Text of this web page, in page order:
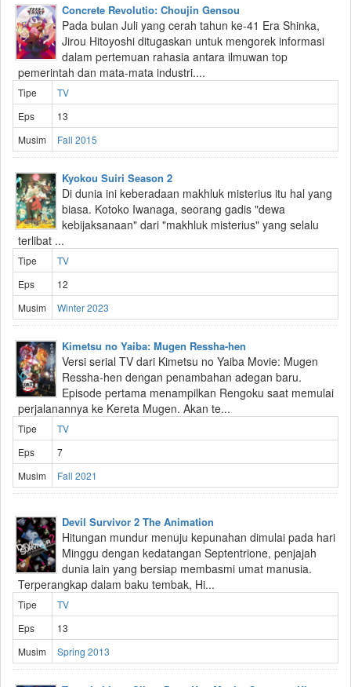
Concrete Revolutio: Choujin Gensou
Pada bulan Juli yang cerah tahun ke-41 Era Shinka,
Jirou Hitoyoshi ditugaskan untuk mengorek informasi
dalam pertemuan rahasia antara ilmuwan top
pemerintah dan mata-mata industri....
Tipe
TV
Eps
13
Musim
Fall 2015
Kyokou Suiri Season 2
Di dunia ini keberadaan makhluk misterius itu hal yang
biasa. Kotoko Iwanaga, seorang gadis "dewa
kebijaksanaan" dari "makhluk misterius" yang selalu
terlibat ...
Tipe
TV
Eps
12
Musim
Winter 2023
Kimetsu no Yaiba: Mugen Ressha-hen
Versi serial TV dari Kimetsu no Yaiba Movie: Mugen
Ressha-hen dengan penambahan adegan baru.
Episode pertama menampilkan Rengoku saat memulai
perjalanannya ke Kereta Mugen. Akan te...
Tipe
TV
Eps
7
Musim
Fall 2021
Devil Survivor 2 The Animation
Hitungan mundur menuju kepunahan dimulai pada hari
Minggu dengan kedatangan Septentrione, penjajah
dunia lain yang bersiap membasmi umat manusia.
Terperangkap dalam baku tembak, Hi...
Tipe
TV
Eps
13
Musim
Spring 2013